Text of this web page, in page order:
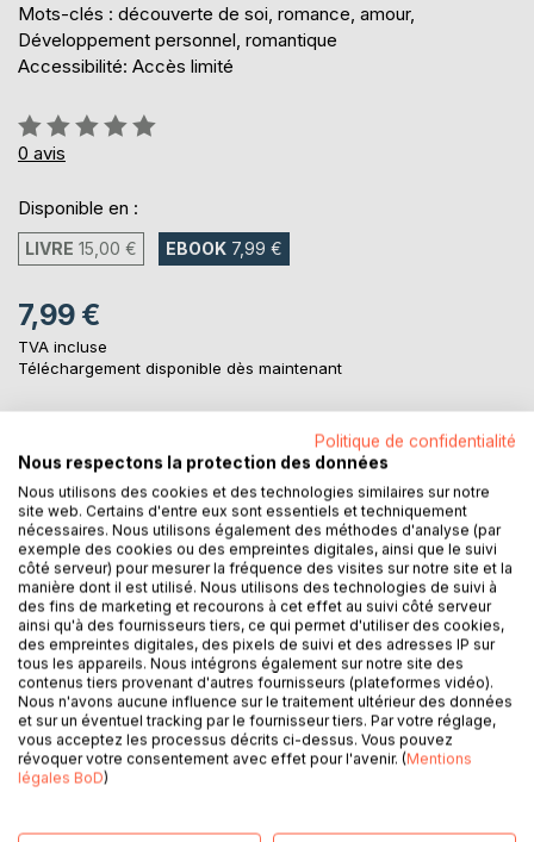
Mots-clés : découverte de soi, romance, amour,
Développement personnel, romantique
Accessibilité: Accès limité
Évaluation:
0%
0 avis
Disponible en :
LIVRE 15,00 € EBOOK 7,99 €
7,99 €
TVA incluse
Téléchargement disponible dès maintenant
AJOUTER AU PANIER
Ajouter à ma liste d'envies
Laisser un avis
DESCRIPTION
Politique de confidentialité
Nous respectons la protection des données
Nous utilisons des cookies et des technologies similaires sur notre
site web. Certains d'entre eux sont essentiels et techniquement
nécessaires. Nous utilisons également des méthodes d'analyse (par
exemple des cookies ou des empreintes digitales, ainsi que le suivi
côté serveur) pour mesurer la fréquence des visites sur notre site et la
manière dont il est utilisé. Nous utilisons des technologies de suivi à
des fins de marketing et recourons à cet effet au suivi côté serveur
ainsi qu'à des fournisseurs tiers, ce qui permet d'utiliser des cookies,
des empreintes digitales, des pixels de suivi et des adresses IP sur
tous les appareils. Nous intégrons également sur notre site des
contenus tiers provenant d'autres fournisseurs (plateformes vidéo).
Nous n'avons aucune influence sur le traitement ultérieur des données
et sur un éventuel tracking par le fournisseur tiers. Par votre réglage,
vous acceptez les processus décrits ci-dessus. Vous pouvez
révoquer votre consentement avec effet pour l'avenir. (Mentions
légales BoD)